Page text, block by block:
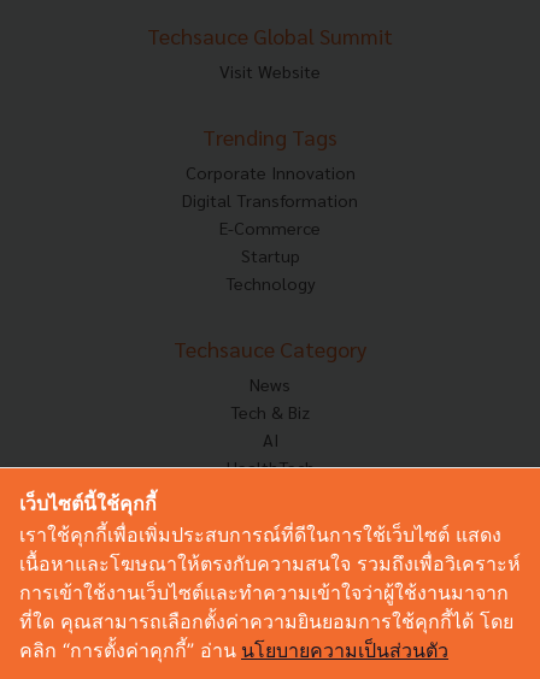
Techsauce Global Summit
Visit Website
Trending Tags
Corporate Innovation
Digital Transformation
E-Commerce
Startup
Technology
Techsauce Category
News
Tech & Biz
AI
HealthTech
Corp Innov
Saucy Thoughts
Based On
Sustainable
Videos
Podcast
เว็บไซต์นี้ใช้คุกกี้
เราใช้คุกกี้เพื่อเพิ่มประสบการณ์ที่ดีในการใช้เว็บไซต์ แสดง
เนื้อหาและโฆษณาให้ตรงกับความสนใจ รวมถึงเพื่อวิเคราะห์
การเข้าใช้งานเว็บไซต์และทำความเข้าใจว่าผู้ใช้งานมาจาก
ที่ใด คุณสามารถเลือกตั้งค่าความยินยอมการใช้คุกกี้ได้ โดย
คลิก “การตั้งค่าคุกกี้” อ่าน นโยบายความเป็นส่วนตัว